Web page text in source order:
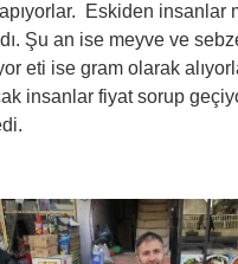
Eskiden insanlar
Şu an ise meyve ve
eti ise gram olarak
insanlar fiyat sorup